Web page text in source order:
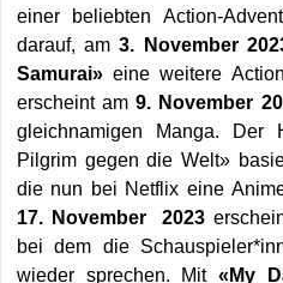
einer beliebten Action-
darauf, am3. November
Samurai»eine weitere
erscheint am9. November
gleichnamigen Manga. Der
Pilgrim gegen die Welt»
die nun bei Netflix eine
17. November 2023
bei dem die
wieder sprechen. Mit«My